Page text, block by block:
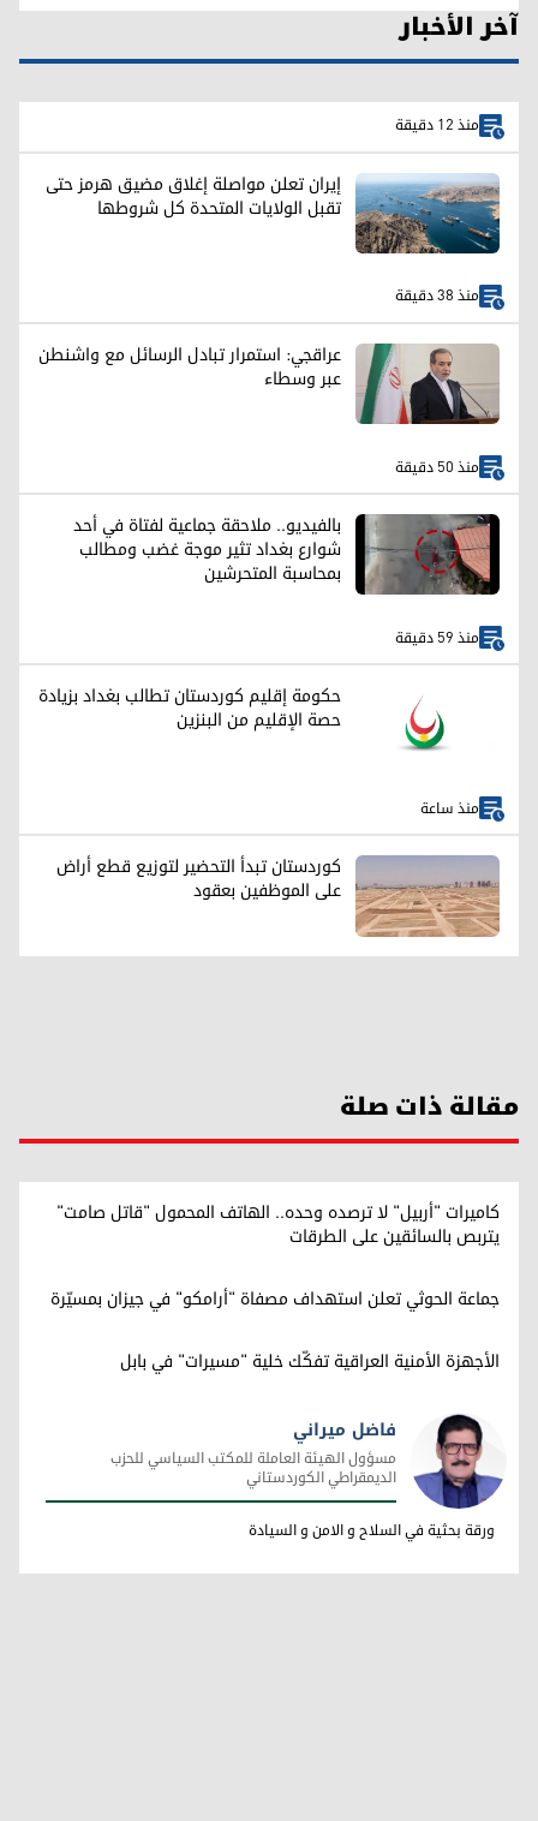
آخر الأخبار
منذ 12 دقيقة
إيران تعلن مواصلة إغلاق مضيق هرمز حتى
تقبل الولايات المتحدة كل شروطها
منذ 38 دقيقة
عراقجي: استمرار تبادل الرسائل مع واشنطن
عبر وسطاء
منذ 50 دقيقة
بالفيديو.. ملاحقة جماعية لفتاة في أحد
شوارع بغداد تثير موجة غضب ومطالب
بمحاسبة المتحرشين
منذ 59 دقيقة
حكومة إقليم كوردستان تطالب بغداد بزيادة
حصة الإقليم من البنزين
منذ ساعة
كوردستان تبدأ التحضير لتوزيع قطع أراض
على الموظفين بعقود
مقالة ذات صلة
كاميرات "أربيل" لا ترصده وحده.. الهاتف المحمول "قاتل صامت"
يتربص بالسائقين على الطرقات
جماعة الحوثي تعلن استهداف مصفاة "أرامكو" في جيزان بمسيّرة
الأجهزة الأمنية العراقية تفكّك خلية "مسيرات" في بابل
فاضل ميراني
فاضل ميراني
مسؤول الهيئة العاملة للمكتب السياسي للحزب
الديمقراطي الكوردستاني
ورقة بحثية في السلاح و الامن و السيادة